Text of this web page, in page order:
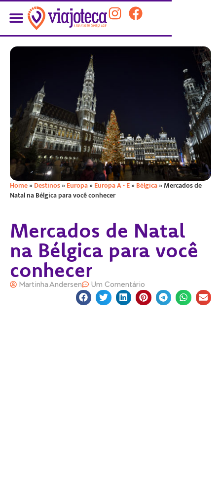
Home»Destinos»Europa»Europa A - E»Bélgica»Mercados de
Natal na Bélgica para você conhecer
Mercados de Natal
na Bélgica para você
conhecer
Martinha Andersen Um Comentário